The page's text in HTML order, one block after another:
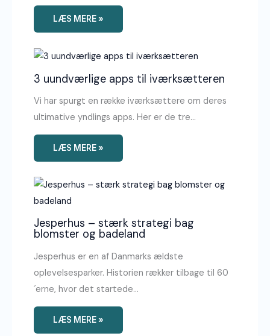
LÆS MERE »
3 uundværlige apps til iværksætteren
Vi har spurgt en række iværksættere om deres
ultimative yndlings apps. Her er de tre…
LÆS MERE »
Jesperhus – stærk strategi bag
blomster og badeland
Jesperhus er en af Danmarks ældste
oplevelsesparker. Historien rækker tilbage til 60
´erne, hvor det startede…
LÆS MERE »